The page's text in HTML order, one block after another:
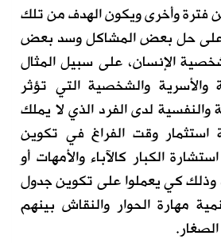
فترة وأخرى ويكون الهدف من تلك
على حل بعض المشاكل وسد بعض
الإنسان، على سبيل المثال
والأسرية والشخصية التي تؤثر
والنفسية لدى الفرد الذي لا يملك
استثمار وقت الفراغ في تكوين
الكبار كالآباء والأمهات أو
وذلك كي يعملوا على تكوين جدول
مهارة الحوار والنقاش بينهم